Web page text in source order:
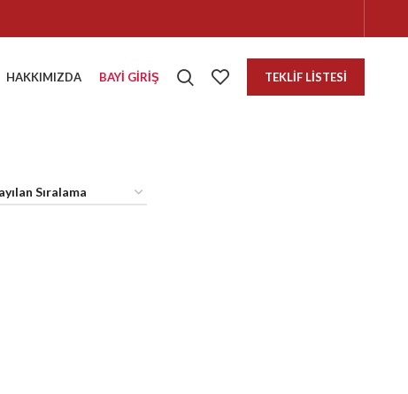
HAKKIMIZDA BAYI GIRIŞ TEKLIF LISTESI